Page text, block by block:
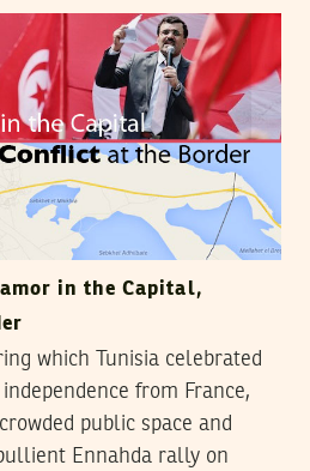
in the Capital,
which Tunisia celebrated
from France,
public space and
Ennahda rally on